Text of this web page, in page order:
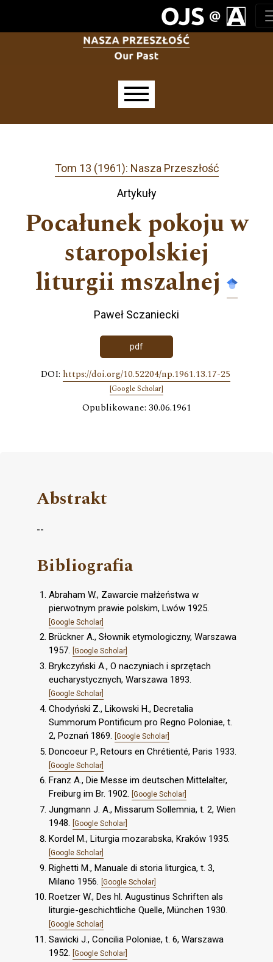
Tom 13 (1961): Nasza Przeszłość
Artykuły
Pocałunek pokoju w
staropolskiej
liturgii mszalnej
Paweł Sczaniecki
pdf
DOI: https://doi.org/10.52204/np.1961.13.17-25
[Google Scholar]
Opublikowane: 30.06.1961
Abstrakt
--
Bibliografia
Abraham W., Zawarcie małżeństwa w
pierwotnym prawie polskim, Lwów 1925.
[Google Scholar]
Brückner A., Słownik etymologiczny, Warszawa
1957. [Google Scholar]
Brykczyński A., O naczyniach i sprzętach
eucharystycznych, Warszawa 1893.
[Google Scholar]
Chodyński Z., Likowski H., Decretalia
Summorum Pontificum pro Regno Poloniae, t.
2, Poznań 1869. [Google Scholar]
Doncoeur P., Retours en Chrétienté, Paris 1933.
[Google Scholar]
Franz A., Die Messe im deutschen Mittelalter,
Freiburg im Br. 1902. [Google Scholar]
Jungmann J. A., Missarum Sollemnia, t. 2, Wien
1948. [Google Scholar]
Kordel M., Liturgia mozarabska, Kraków 1935.
[Google Scholar]
Righetti M., Manuale di storia liturgica, t. 3,
Milano 1956.
[Google Scholar]
Roetzer W., Des hl. Augustinus Schriften als
liturgie-geschichtliche Quelle, München 1930.
[Google Scholar]
Sawicki J., Concilia Poloniae, t. 6, Warszawa
1952. [Google Scholar]